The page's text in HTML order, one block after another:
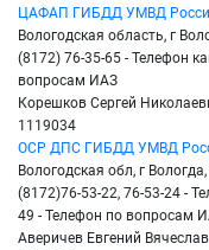
ЦАФАП ГИБДД УМВД
Вологодская область, г
(8172) 76-35-65 - Телефон
вопросам ИАЗ
Корешков Сергей
1119034
ОСР ДПС ГИБДД УМВД
Вологодская обл, г
(8172)76-53-22, 76-53-24 -
49 - Телефон по вопросам
Аверичев Евгений